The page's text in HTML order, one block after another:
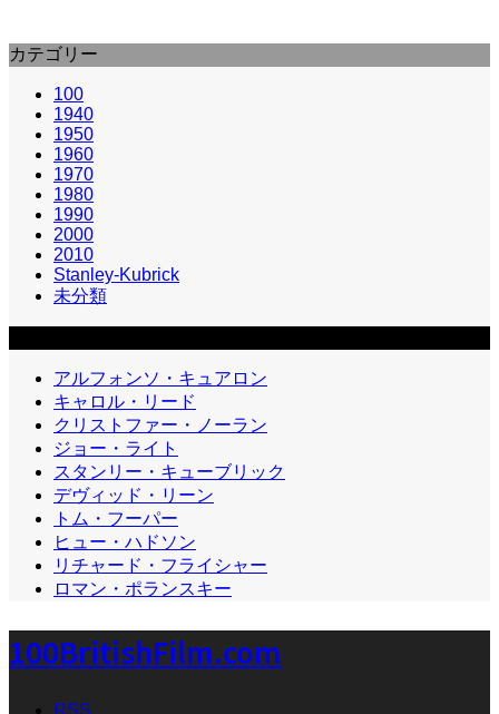
カテゴリー
100
1940
1950
1960
1970
1980
1990
2000
2010
Stanley-Kubrick
未分類
アルフォンソ・キュアロン
キャロル・リード
クリストファー・ノーラン
ジョー・ライト
スタンリー・キューブリック
デヴィッド・リーン
トム・フーパー
ヒュー・ハドソン
リチャード・フライシャー
ロマン・ポランスキー
100BritishFilm.com
RSS